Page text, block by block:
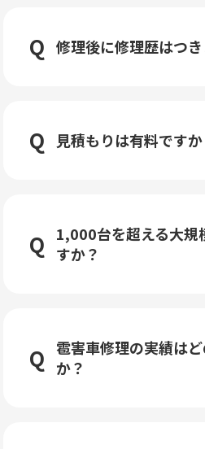
修理後に修理歴はつ
見積もりは有料ですか
1,000台を超える大規
すか？
雹害車修理の実績は
か？